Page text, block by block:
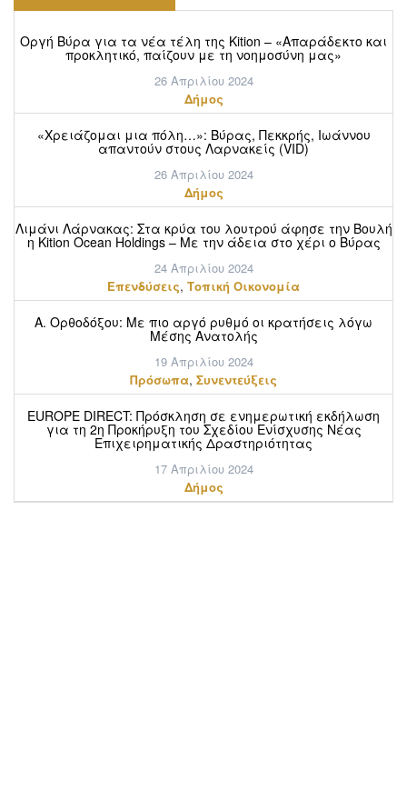
Οργή Βύρα για τα νέα τέλη της Kition – «Απαράδεκτο και
προκλητικό, παίζουν με τη νοημοσύνη μας»
26 Απριλίου 2024
Δήμος
«Χρειάζομαι μια πόλη…»: Βύρας, Πεκκρής, Ιωάννου
απαντούν στους Λαρνακείς (VID)
26 Απριλίου 2024
Δήμος
Λιμάνι Λάρνακας: Στα κρύα του λουτρού άφησε την Βουλή
η Kition Ocean Holdings – Με την άδεια στο χέρι ο Βύρας
24 Απριλίου 2024
Επενδύσεις, Τοπική Οικονομία
Α. Ορθοδόξου: Mε πιο αργό ρυθμό οι κρατήσεις λόγω
Μέσης Ανατολής
19 Απριλίου 2024
Πρόσωπα, Συνεντεύξεις
EUROPE DIRECT: Πρόσκληση σε ενημερωτική εκδήλωση
για τη 2η Προκήρυξη του Σχεδίου Ενίσχυσης Νέας
Επιχειρηματικής Δραστηριότητας
17 Απριλίου 2024
Δήμος